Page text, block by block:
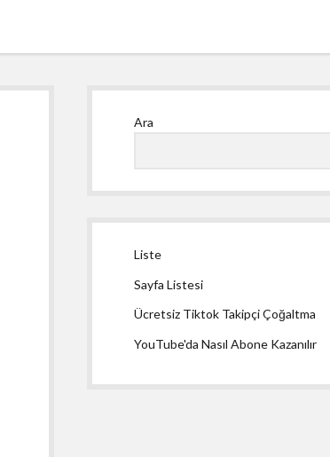
Ara
Liste
Sayfa Listesi
Ücretsiz Tiktok Takipçi Çoğaltma
YouTube'da Nasıl Abone Kazanılır